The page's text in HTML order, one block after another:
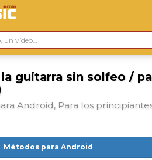
guitarra sin solfeo /
Android, Para los
Métodos para Android